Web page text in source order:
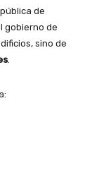
de
gobierno de
sino de
.